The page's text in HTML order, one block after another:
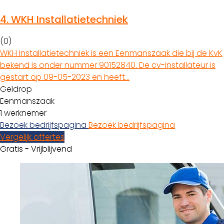
4.WKH Installatietechniek
(0)
WKH Installatietechniek is een Eenmanszaak die bij de KvK
bekend is onder nummer 90152840. De cv-installateur is
gestart op 09-05-2023 en heeft…
Geldrop
Eenmanszaak
1 werknemer
Bezoek bedrijfspagina Bezoek bedrijfspagina
Vergelijk offertes
Gratis - Vrijblijvend